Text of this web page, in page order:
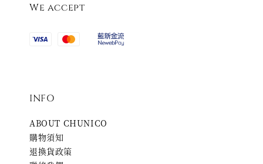
We accept
INFO
ABOUT CHUNICO
購物須知
退換貨政策